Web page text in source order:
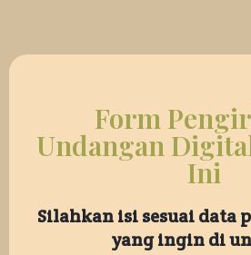
Form
Undangan
Ini
Silahkan isi sesuai data
yang ingin di